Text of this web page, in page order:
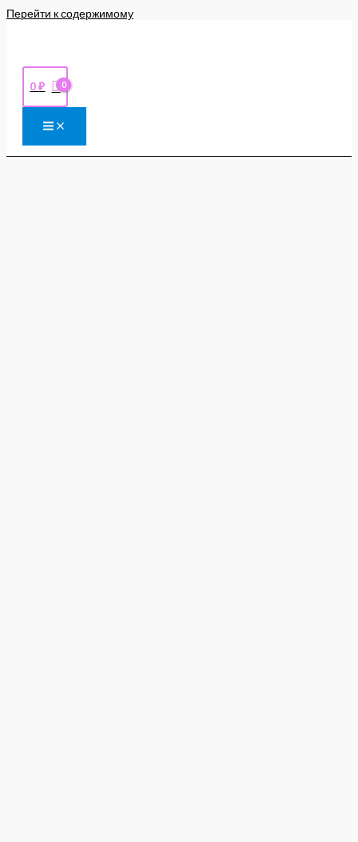
Перейти к содержимому
0₽